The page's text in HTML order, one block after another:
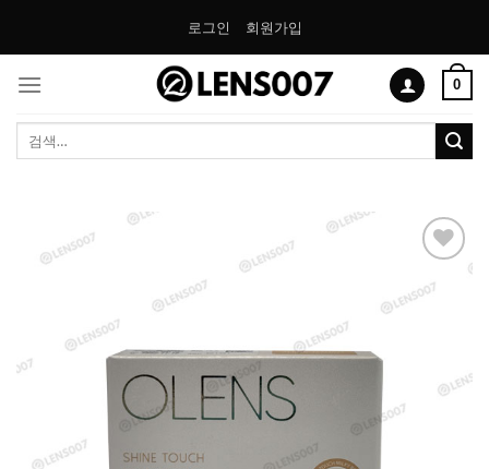
로그인 회원가입
0
색:
Add to
Wishlist